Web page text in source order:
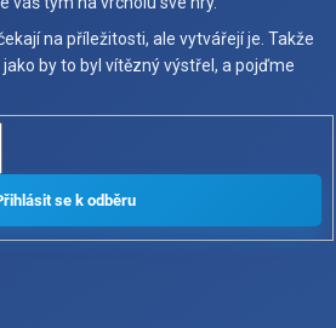
na příležitosti, ale vytvářejí je. Takže
by to byl vítězný výstřel, a pojďme